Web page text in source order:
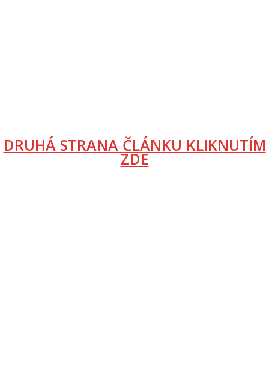
DRUHÁ STRANA ČLÁNKU KLIKNUTÍM
ZDE